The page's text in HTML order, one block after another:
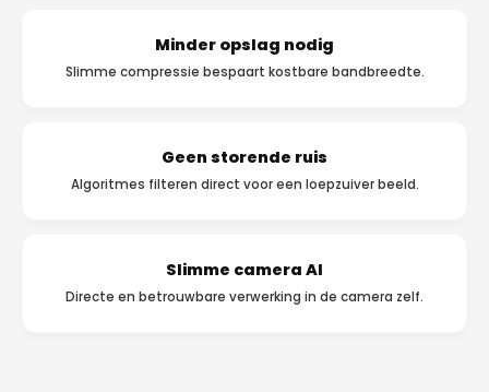
Minder opslag nodig
Slimme compressie bespaart kostbare bandbreedte.
Geen storende ruis
Algoritmes filteren direct voor een loepzuiver beeld.
Slimme camera AI
Directe en betrouwbare verwerking in de camera zelf.